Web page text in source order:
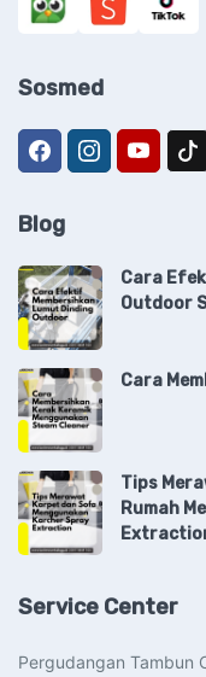
Sosmed
Blog
Cara
Outdoor
Cara
Tips
Rumah
Service Center
Pergudangan Tambun